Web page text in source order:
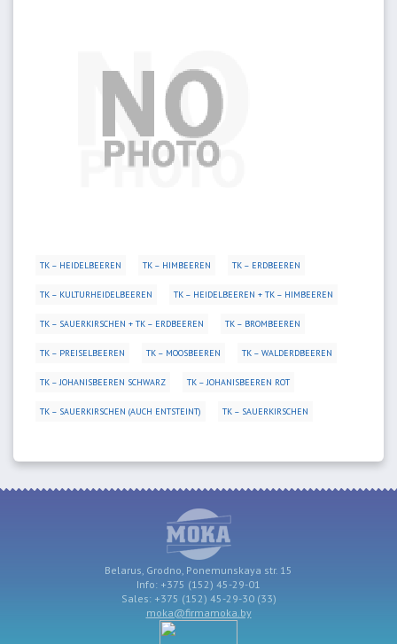
TK – HEIDELBEEREN TK – HIMBEEREN TK – ERDBEEREN
TK – KULTURHEIDELBEEREN TK – HEIDELBEEREN + TK – HIMBEEREN
TK – SAUERKIRSCHEN + TK – ERDBEEREN TK – BROMBEEREN
TK – PREISELBEEREN TK – MOOSBEEREN TK – WALDERDBEEREN
TK – JOHANISBEEREN SCHWARZ TK – JOHANISBEEREN ROT
TK – SAUERKIRSCHEN (AUCH ENTSTEINT) TK – SAUERKIRSCHEN
Belarus, Grodno, Ponemunskaya str. 15
Info: +375 (152) 45-29-01
Sales: +375 (152) 45-29-30 (33)
moka@firmamoka.by